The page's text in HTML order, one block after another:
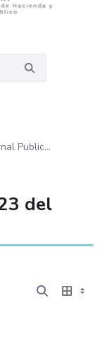
GNC Internal Public Debt
del